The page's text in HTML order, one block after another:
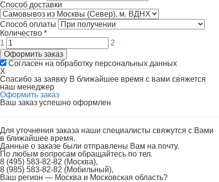
Способ доставки
Способ оплаты
Количество *
1
2
Оформить заказ
Согласен на обработку персональных данных
X
Спасибо за заявку В ближайшее время с вами свяжется
наш менеджер
Оформить заказ
Ваш заказ успешно оформлен
Для уточнения заказа наши специалисты свяжутся с Вами
в ближайшее время.
Данные о заказе были отправлены Вам на почту.
По любым вопросам обращайтесь по тел.
8 (495) 583-82-82 (Москва),
8 (985) 583-82-82 (Мобильный),
Ваш регион — Москва и Московская область?